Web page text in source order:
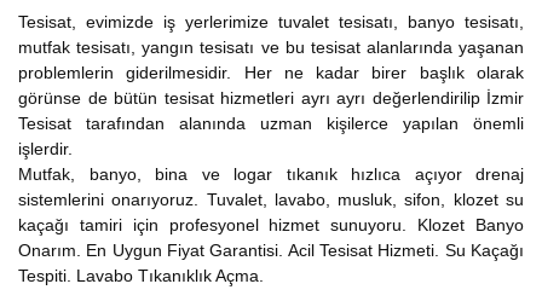
Tesisat, evimizde iş yerlerimize tuvalet tesisatı, banyo tesisatı,
mutfak tesisatı, yangın tesisatı ve bu tesisat alanlarında yaşanan
problemlerin giderilmesidir. Her ne kadar birer başlık olarak
görünse de bütün tesisat hizmetleri ayrı ayrı değerlendirilip İzmir
Tesisat tarafından alanında uzman kişilerce yapılan önemli
işlerdir.
Mutfak, banyo, bina ve logar tıkanık hızlıca açıyor drenaj
sistemlerini onarıyoruz. Tuvalet, lavabo, musluk, sifon, klozet su
kaçağı tamiri için profesyonel hizmet sunuyoru. Klozet Banyo
Onarım. En Uygun Fiyat Garantisi. Acil Tesisat Hizmeti. Su Kaçağı
Tespiti. Lavabo Tıkanıklık Açma.